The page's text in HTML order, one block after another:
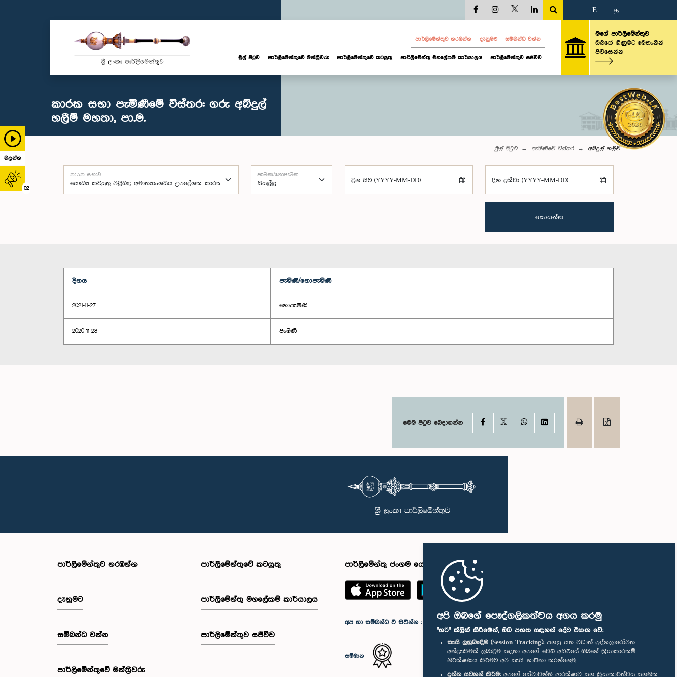
අපි ඔබගේ පෞද්ගලිකත්වය අගය කරමු
"හරි" ක්ලික් කිරීමෙන්, ඔබ පහත සඳහන් දේට එකඟ වේ:
සැසි ලුහුබැඳීම (Session Tracking): පහසු සහ වඩාත් පුද්ගලාරෝපිත
අත්දැකීමක් ලබාදීම සඳහා අපගේ වෙබ් අඩවියේ ඔබගේ ක්‍රියාකාරකම්
නිරීක්ෂණය කිරීමට අපි සැසි භාවිතා කරන්නෙමු.
දත්ත සටහන් කිරීම: අපගේ සේවාවන්හි ආරක්ෂාව සහ ක්‍රියාකාරීත්වය සහතික
බලන්න
02
E த
පාර්ලි‌මේන්තුව නරඹන්න දැනුමට සම්බන්ධ වන්න
මුල් පිටුව පාර්ලි‌මේන්තුවේ මන්ත්‍රීවරු පාර්ලිමේන්තුවේ කටයුතු පාර්ලිමේන්තු මහලේකම් කාර්යාලය පාර්ලිමේන්තුව සජීවීව
මගේ පාර්ලිමේන්තුව
ඔබගේ ගිණුමට මෙතැනින්
පිවිසෙන්න
කාරක සභා පැමිණීමේ විස්තර: ගරු අබ්දුල්
හලීම් මහතා, පා.ම.
මුල් පිටුව පැමිණීමේ විස්තර අබ්දුල් හලීම්
කාරක සභාව පැමිණි/නොපැමිණි
දින සිට (YYYY-MM-DD) දින දක්වා (YYYY-MM-DD)
සොයන්න
දිනය පැමිණි/නොපැමිණි
2021-11-27 නොපැමිණි
2020-11-28 පැමිණි
මෙම පිටුව බෙදාගන්න Facebook WhatsAppLinkedIn
පාර්ලි‌මේන්තුව නරඹන්න
දැනුමට
සම්බන්ධ වන්න
පාර්ලි‌මේන්තුවේ මන්ත්‍රීවරු
පාර්ලිමේන්තුවේ කටයුතු
පාර්ලිමේන්තු මහලේකම් කාර්යාලය
පාර්ලිමේන්තුව සජීවීව
පාර්ලිමේන්තු ජංගම යෙදුම
අප හා සම්බන්ධ වී සිටින්න :
සම්මාන